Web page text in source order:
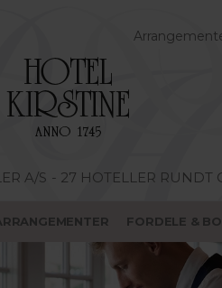
A/S - 27 HOTELLER RUNDT
FORDELE &